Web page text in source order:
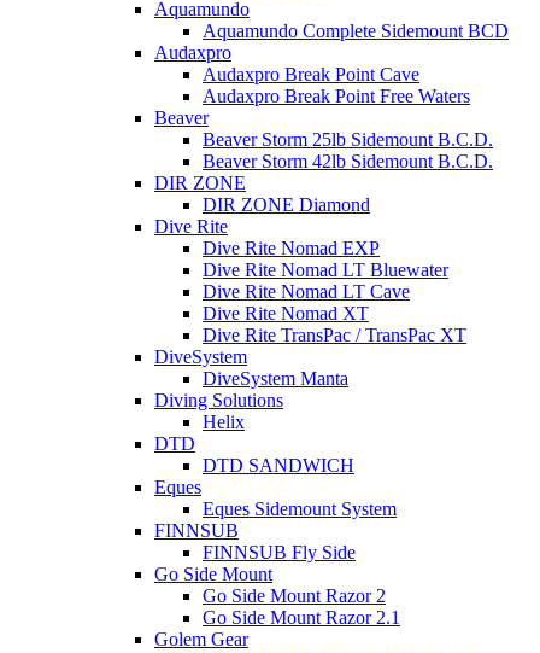
Aquamundo
Aquamundo Complete Sidemount BCD
Audaxpro
Audaxpro Break Point Cave
Audaxpro Break Point Free Waters
Beaver
Beaver Storm 25lb Sidemount B.C.D.
Beaver Storm 42lb Sidemount B.C.D.
DIR ZONE
DIR ZONE Diamond
Dive Rite
Dive Rite Nomad EXP
Dive Rite Nomad LT Bluewater
Dive Rite Nomad LT Cave
Dive Rite Nomad XT
Dive Rite TransPac / TransPac XT
DiveSystem
DiveSystem Manta
Diving Solutions
Helix
DTD
DTD SANDWICH
Eques
Eques Sidemount System
FINNSUB
FINNSUB Fly Side
Go Side Mount
Go Side Mount Razor 2
Go Side Mount Razor 2.1
Golem Gear